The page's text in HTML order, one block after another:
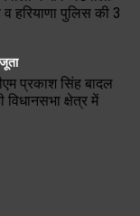
हरियाणा पुलिस की 3
प्रकाश सिंह बादल
क्षेत्र में